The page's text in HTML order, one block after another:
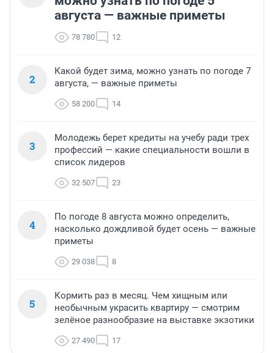
августа — важные приметы
78 780 12
2
Какой будет зима, можно узнать по погоде 7
августа, — важные приметы
58 200 14
3
Молодежь берет кредиты на учебу ради трех
профессий — какие специальности вошли в
список лидеров
32 507 23
4
По погоде 8 августа можно определить,
насколько дождливой будет осень — важные
приметы
29 038 8
5
Кормить раз в месяц. Чем хищным или
необычным украсить квартиру — смотрим
зелёное разнообразие на выставке экзотики
27 490 17